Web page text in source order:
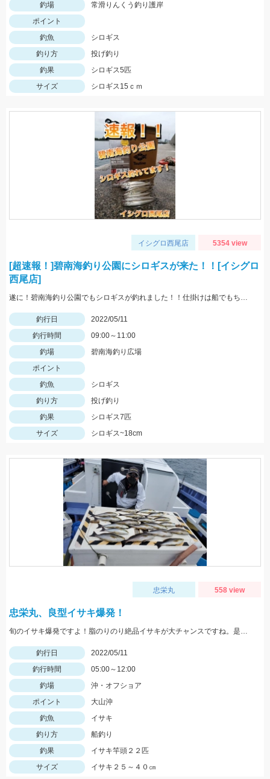
釣場
常滑りんくう釣り護岸
ポイント
釣魚
シロギス
釣り方
投げ釣り
釣果
シロギス5匹
サイズ
シロギス15ｃｍ
イシグロ西尾店 5354 view
[超速報！]碧南海釣り公園にシロギスが来た！！[イシグロ
西尾店]
遂に！碧南海釣り公園でもシロギスが釣れました！！仕掛けは船でもちょい投げでも使いやすい「師崎沖船キス仕掛け」！えさは石ゴカイがオススメ♪
釣行日
2022/05/11
釣行時間
09:00～11:00
釣場
碧南海釣り広場
ポイント
釣魚
シロギス
釣り方
投げ釣り
釣果
シロギス7匹
サイズ
シロギス~18cm
忠栄丸 558 view
忠栄丸、良型イサキ爆発！
旬のイサキ爆発ですよ！脂のりのり絶品イサキが大チャンスですね。是非どうぞ！
釣行日
2022/05/11
釣行時間
05:00～12:00
釣場
沖・オフショア
ポイント
大山沖
釣魚
イサキ
釣り方
船釣り
釣果
イサキ竿頭２２匹
サイズ
イサキ２５～４０㎝